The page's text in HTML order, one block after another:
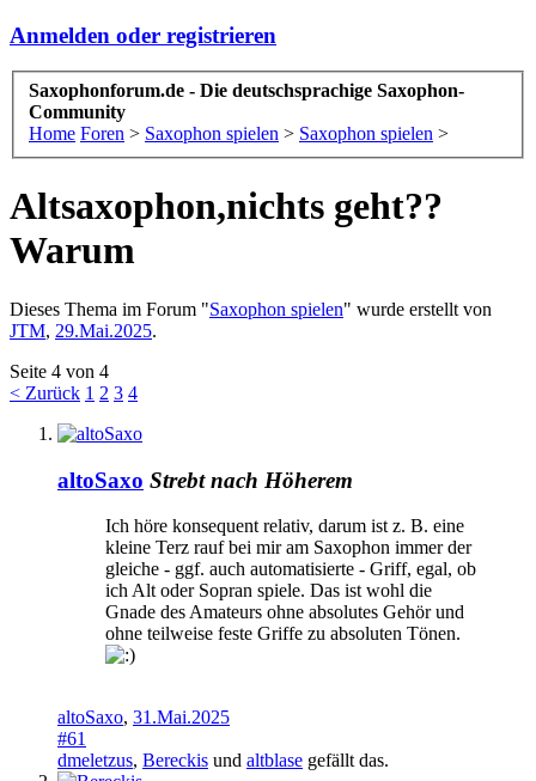
Anmelden oder registrieren
Saxophonforum.de - Die deutschsprachige Saxophon-
Community
Home Foren > Saxophon spielen > Saxophon spielen >
Altsaxophon,nichts geht??
Warum
Dieses Thema im Forum "Saxophon spielen" wurde erstellt von
JTM, 29.Mai.2025.
Seite 4 von 4
< Zurück 1 2 3 4
altoSaxo Strebt nach Höherem
Ich höre konsequent relativ, darum ist z. B. eine
kleine Terz rauf bei mir am Saxophon immer der
gleiche - ggf. auch automatisierte - Griff, egal, ob
ich Alt oder Sopran spiele. Das ist wohl die
Gnade des Amateurs ohne absolutes Gehör und
ohne teilweise feste Griffe zu absoluten Tönen.
altoSaxo, 31.Mai.2025
#61
dmeletzus, Bereckis und altblase gefällt das.